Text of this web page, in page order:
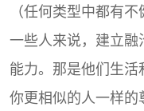
（任何类型中都有
一些人来说，建立
能力。那是他们生
你更相似的人一样的